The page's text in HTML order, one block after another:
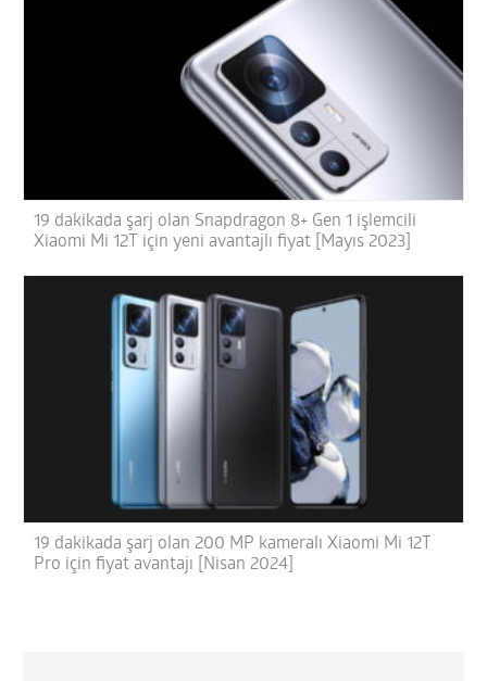
19 dakikada şarj olan Snapdragon 8+ Gen 1 işlemcili
Xiaomi Mi 12T için yeni avantajlı fiyat [Mayıs 2023]
19 dakikada şarj olan 200 MP kameralı Xiaomi Mi 12T
Pro için fiyat avantajı [Nisan 2024]